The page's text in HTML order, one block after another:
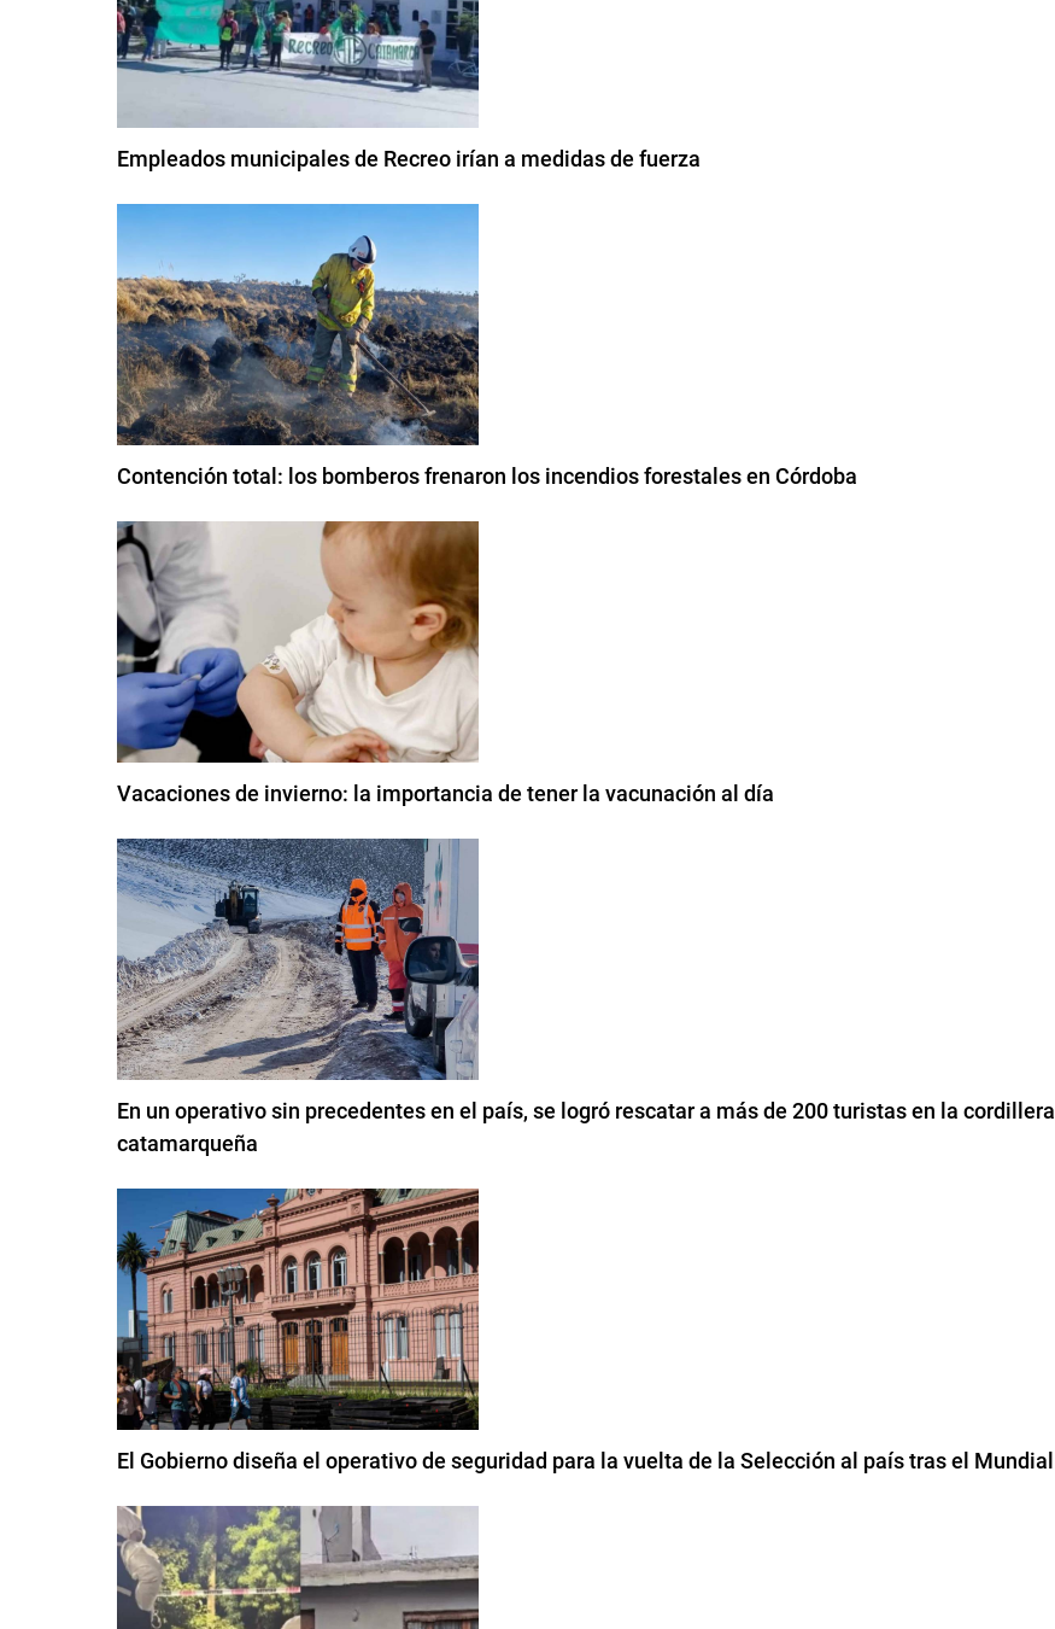
Empleados municipales de Recreo irían a medidas de fuerza
Contención total: los bomberos frenaron los incendios forestales en Córdoba
Vacaciones de invierno: la importancia de tener la vacunación al día
En un operativo sin precedentes en el país, se logró rescatar a más de 200 turistas en la cordillera
catamarqueña
El Gobierno diseña el operativo de seguridad para la vuelta de la Selección al país tras el Mundial